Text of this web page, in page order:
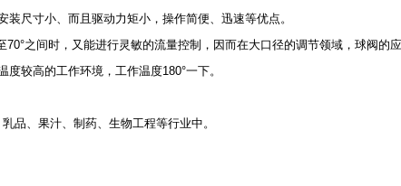
尺寸小、而且驱动力矩小，操作简便、迅速等优点。
之间时，又能进行灵敏的流量控制，因而在大口径的调节领域，球阀的应
较高的工作环境，工作温度180°一下。
、果汁、制药、生物工程等行业中。